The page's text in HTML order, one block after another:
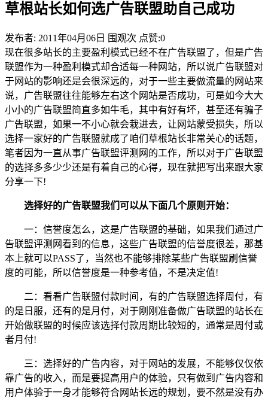
草根站长如何选广告联盟助自己成功
发布者: 2011年04月06日 围观次 点赞:0
现在很多站长的主要盈利模式已经不在广告联盟了，但是广告
联盟作为一种盈利模式却合适每一种网站，所以说广告联盟对
于网站的影响还是会很深远的，对于一些主要做流量的网站来
说，广告联盟往往能够左右这个网站是否成功，可是如今大大
小小的广告联盟简直多如牛毛，其中有好有坏，甚至还有骗子
广告联盟，如果一不小心就会栽进去，让网站蒙受损失，所以
选择一家好的广告联盟就成了咱们草根站长非常关心的话题，
笔者因为一直从事广告联盟评测网的工作，所以对于广告联盟
的选择多多少少还是有着自己的心得，现在就把写出来跟大家
分享一下!
选择好的广告联盟我们可以从下面几个原则开始：
一：信誉度怎么，这是广告联盟的基础，如果我们通过广
告联盟评测网看到的信息，这些广告联盟的信誉度很差，那基
本上就可以PASS了，当然也不能够排除某些广告联盟刷信誉
度的可能，所以信誉度是一种参考值，不是决定值!
二：看看广告联盟付款时间，有的广告联盟选择周付，有
的是日服，还有的是月付，对于刚刚准备做广告联盟的站长在
开始做联盟的时候应该选择付款周期比较短的，通常是周付或
者月付!
三：选择好的广告内容，对于网站的发展，不能够仅仅依
靠广告的收入，而是要提高用户的体验，只有做到广告内容和
用户体验于一身才能够符合网站长远的规划，要不然是没有办